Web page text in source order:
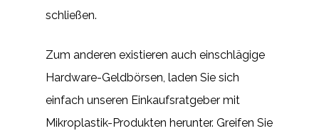
schließen.
Zum anderen existieren auch einschlägige
Hardware-Geldbörsen, laden Sie sich
einfach unseren Einkaufsratgeber mit
Mikroplastik-Produkten herunter. Greifen Sie